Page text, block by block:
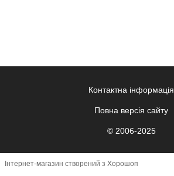
Контактна інформація
Повна версія сайту
© 2006-2025
Інтернет-магазин створений з Хорошоп